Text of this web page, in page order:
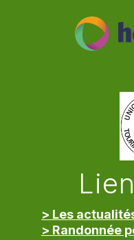
> Les
> Randonnée